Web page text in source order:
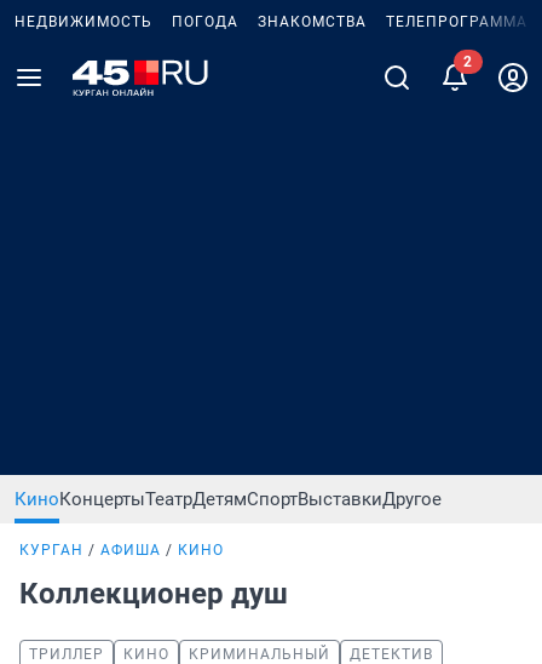
НЕДВИЖИМОСТЬ ПОГОДА ЗНАКОМСТВА ТЕЛЕПРОГРАММА
КиноКонцертыТеатрДетямСпортВыставкиДругое
КУРГАН АФИША КИНО
Коллекционер душ
ТРИЛЛЕР КИНО КРИМИНАЛЬНЫЙ
ДЕТЕКТИВ